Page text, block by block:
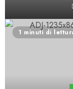
1 minuti di